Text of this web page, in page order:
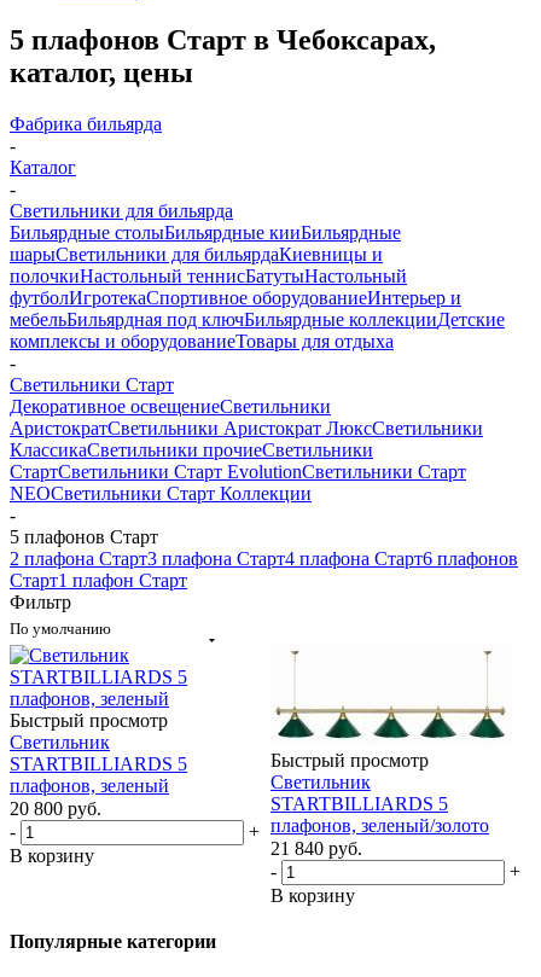
5 плафонов Старт в Чебоксарах,
каталог, цены
Фабрика бильярда
-
Каталог
-
Светильники для бильярда
Бильярдные столыБильярдные кииБильярдные
шарыСветильники для бильярдаКиевницы и
полочкиНастольный теннисБатутыНастольный
футболИгротекаСпортивное оборудованиеИнтерьер и
мебельБильярдная под ключБильярдные коллекцииДетские
комплексы и оборудованиеТовары для отдыха
-
Светильники Старт
Декоративное освещениеСветильники
АристократСветильники Аристократ ЛюксСветильники
КлассикаСветильники прочиеСветильники
СтартСветильники Старт EvolutionСветильники Старт
NEOСветильники Старт Коллекции
-
5 плафонов Старт
2 плафона Старт3 плафона Старт4 плафона Старт6 плафонов
Старт1 плафон Старт
Фильтр
По умолчанию
Быстрый просмотр
Светильник
STARTBILLIARDS 5
плафонов, зеленый
20 800 руб.
-
+
В корзину
Быстрый просмотр
Светильник
STARTBILLIARDS 5
плафонов, зеленый/золото
21 840 руб.
-
+
В корзину
Популярные категории